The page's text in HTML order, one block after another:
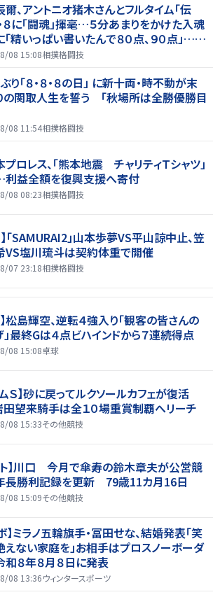
、アントニオ猪木さんとフルタイム「伝
８に「闘魂」揮毫…５分あまりをかけた入魂
「精いっぱい書いたんで８０点、９０点」…
藤波辰爾展」開催
08 15:08相撲格闘技
り「８・８・８の日」 に新十両・時不動が末
の関取人生を誓う 「秋場所は全勝優勝目
08 11:54相撲格闘技
ロレス、「熊本地震 チャリティＴシャツ」
益全額を復興支援へ寄付
08 08:23相撲格闘技
】「SAMURAI2」山本歩夢VS平山諒中止、笠
VS塩川琉斗は契約体重で開催
07 23:18相撲格闘技
松島輝空、逆転４強入り「観客の皆さんの
最終Gは４点ビハインドから７連続得点
08 15:08卓球
Ｓ】砂に戻ってルクソールカフェが復活
望来騎手は全１０場重賞制覇へリーチ
08 15:33その他競技
ト】川口 今月で傘寿の鈴木章夫が公営競
長勝利記録を更新 79歳11カ月16日
08 15:09その他競技
】ミラノ五輪旗手・冨田せな、結婚発表「笑
えない家庭を」お相手はプロスノーボーダ
８年８月８日に発表
08 13:36ウィンタースポーツ